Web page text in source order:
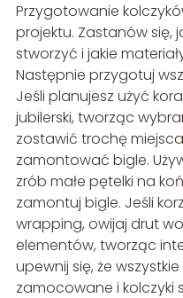
Przygotowanie
projektu. Zastanów się,
stworzyć i jakie
Następnie przygotuj
Jeśli planujesz użyć
jubilerski, tworząc
zostawić trochę
zamontować bigle.
zrób małe pętelki na
zamontuj bigle. Jeśli
wrapping, owijaj drut
elementów, tworząc
upewnij się, że
zamocowane i kolczyki